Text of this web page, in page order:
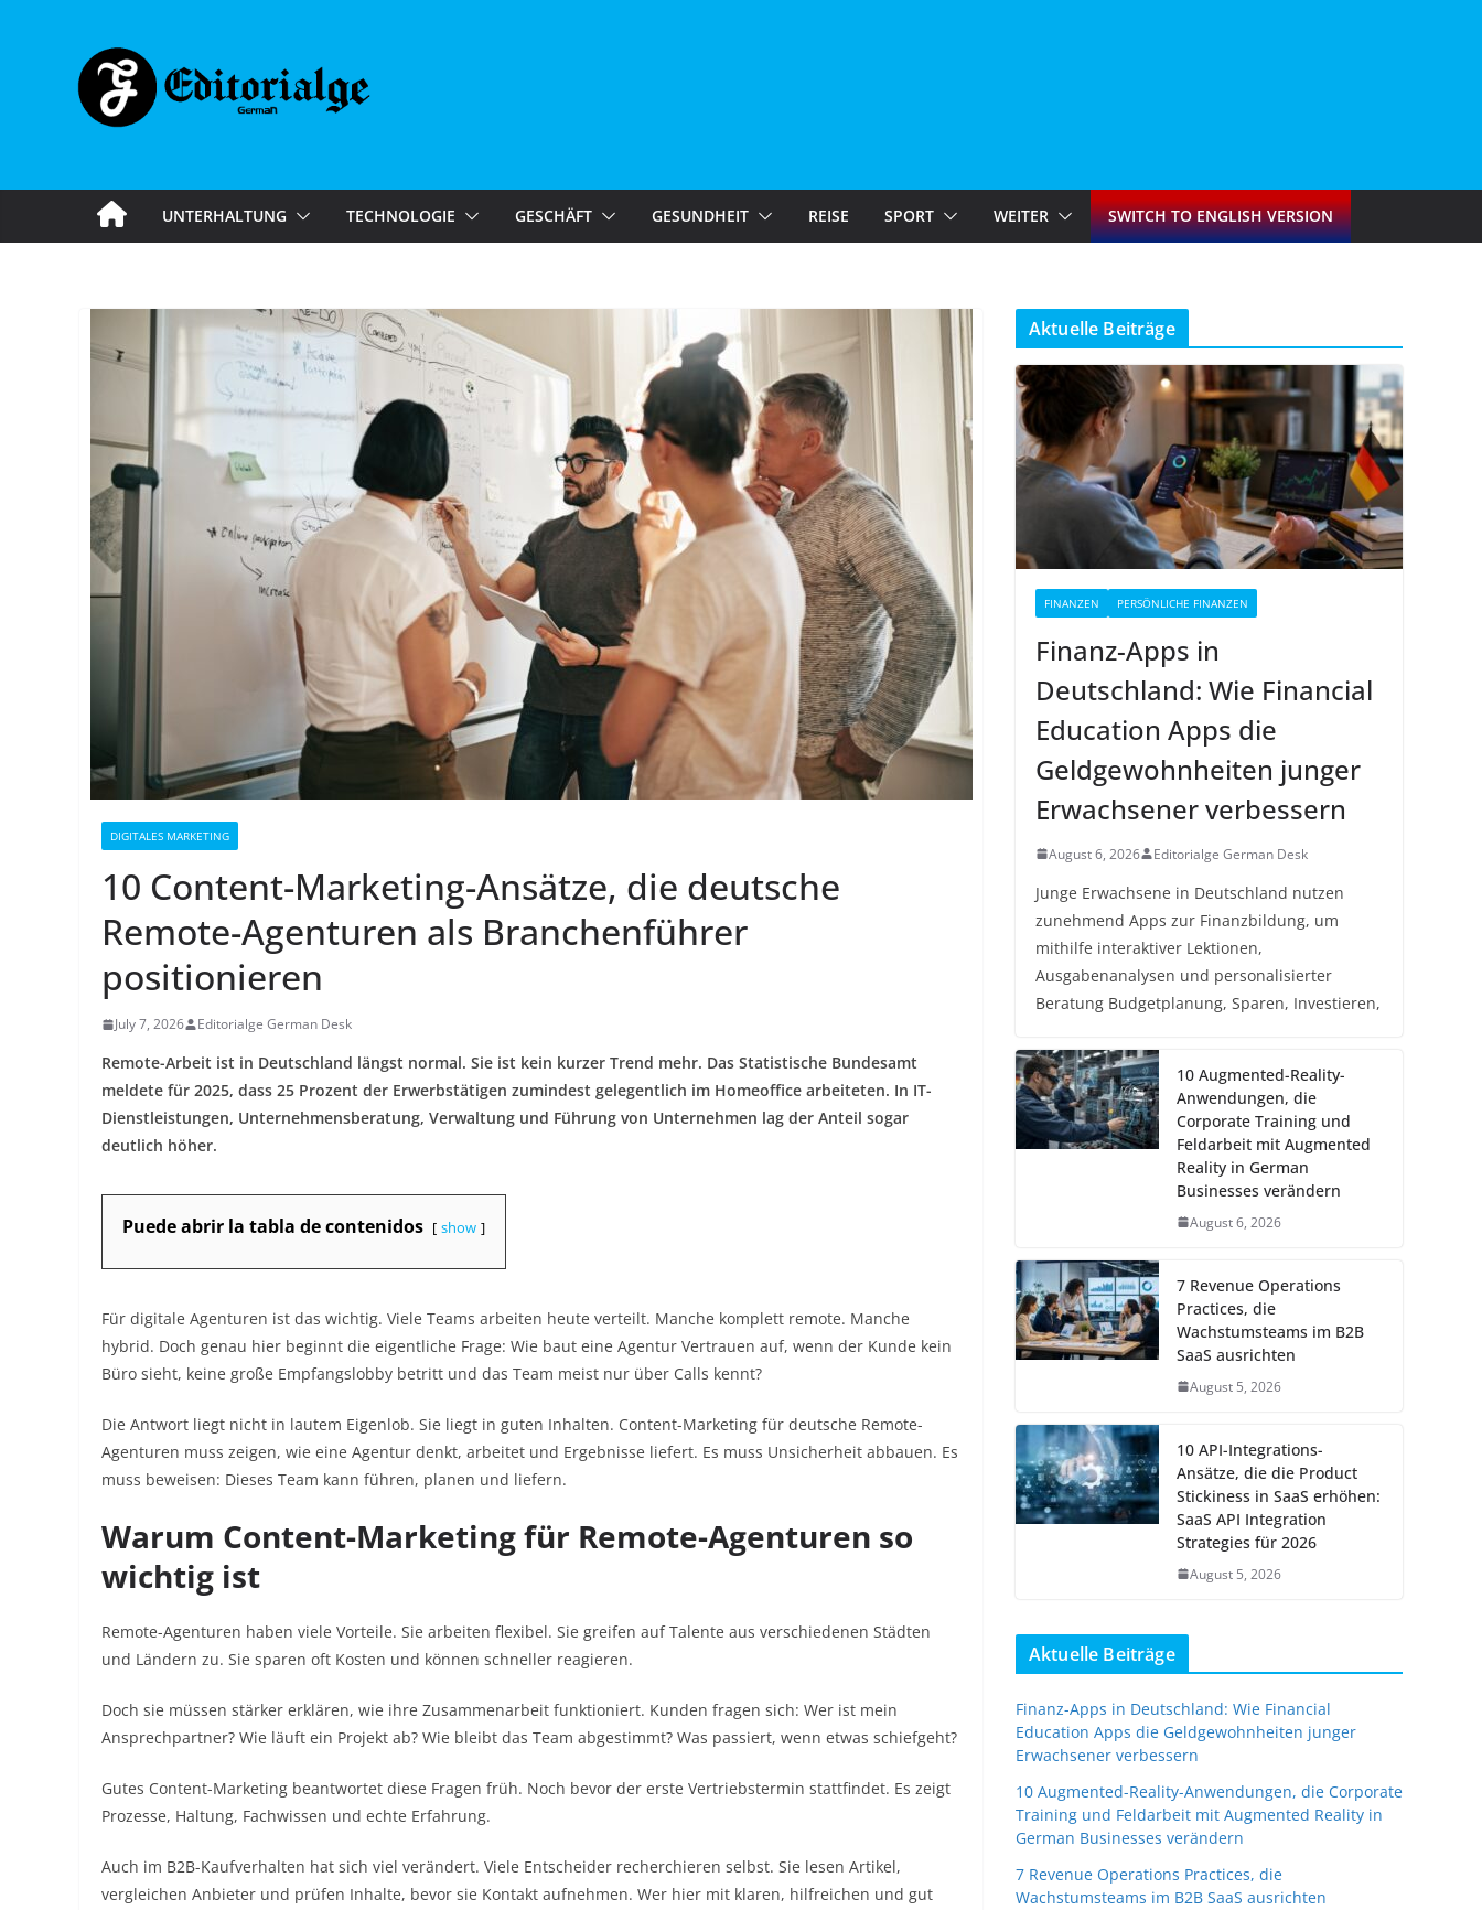
UNTERHALTUNG TECHNOLOGIE GESCHÄFT GESUNDHEIT REISE SPORT WEITER SWITCH TO ENGLISH VERSION
DIGITALES MARKETING
10 Content-Marketing-Ansätze, die deutsche
Remote-Agenturen als Branchenführer
positionieren
July 7, 2026 Editorialge German Desk
Remote-Arbeit ist in Deutschland längst normal. Sie ist kein kurzer Trend mehr. Das Statistische Bundesamt
meldete für 2025, dass 25 Prozent der Erwerbstätigen zumindest gelegentlich im Homeoffice arbeiteten. In IT-
Dienstleistungen, Unternehmensberatung, Verwaltung und Führung von Unternehmen lag der Anteil sogar
deutlich höher.
Puede abrir la tabla de contenidos show
Für digitale Agenturen ist das wichtig. Viele Teams arbeiten heute verteilt. Manche komplett remote. Manche
hybrid. Doch genau hier beginnt die eigentliche Frage: Wie baut eine Agentur Vertrauen auf, wenn der Kunde kein
Büro sieht, keine große Empfangslobby betritt und das Team meist nur über Calls kennt?
Die Antwort liegt nicht in lautem Eigenlob. Sie liegt in guten Inhalten. Content-Marketing für deutsche Remote-
Agenturen muss zeigen, wie eine Agentur denkt, arbeitet und Ergebnisse liefert. Es muss Unsicherheit abbauen. Es
muss beweisen: Dieses Team kann führen, planen und liefern.
Warum Content-Marketing für Remote-Agenturen so
wichtig ist
Remote-Agenturen haben viele Vorteile. Sie arbeiten flexibel. Sie greifen auf Talente aus verschiedenen Städten
und Ländern zu. Sie sparen oft Kosten und können schneller reagieren.
Doch sie müssen stärker erklären, wie ihre Zusammenarbeit funktioniert. Kunden fragen sich: Wer ist mein
Ansprechpartner? Wie läuft ein Projekt ab? Wie bleibt das Team abgestimmt? Was passiert, wenn etwas schiefgeht?
Gutes Content-Marketing beantwortet diese Fragen früh. Noch bevor der erste Vertriebstermin stattfindet. Es zeigt
Prozesse, Haltung, Fachwissen und echte Erfahrung.
Auch im B2B-Kaufverhalten hat sich viel verändert. Viele Entscheider recherchieren selbst. Sie lesen Artikel,
vergleichen Anbieter und prüfen Inhalte, bevor sie Kontakt aufnehmen. Wer hier mit klaren, hilfreichen und gut
Aktuelle Beiträge
FINANZEN PERSÖNLICHE FINANZEN
Finanz-Apps in
Deutschland: Wie Financial
Education Apps die
Geldgewohnheiten junger
Erwachsener verbessern
August 6, 2026 Editorialge German Desk
Junge Erwachsene in Deutschland nutzen
zunehmend Apps zur Finanzbildung, um
mithilfe interaktiver Lektionen,
Ausgabenanalysen und personalisierter
Beratung Budgetplanung, Sparen, Investieren,
10 Augmented-Reality-
Anwendungen, die
Corporate Training und
Feldarbeit mit Augmented
Reality in German
Businesses verändern
August 6, 2026
7 Revenue Operations
Practices, die
Wachstumsteams im B2B
SaaS ausrichten
August 5, 2026
10 API-Integrations-
Ansätze, die die Product
Stickiness in SaaS erhöhen:
SaaS API Integration
Strategies für 2026
August 5, 2026
Aktuelle Beiträge
Finanz-Apps in Deutschland: Wie Financial
Education Apps die Geldgewohnheiten junger
Erwachsener verbessern
10 Augmented-Reality-Anwendungen, die Corporate
Training und Feldarbeit mit Augmented Reality in
German Businesses verändern
7 Revenue Operations Practices, die
Wachstumsteams im B2B SaaS ausrichten